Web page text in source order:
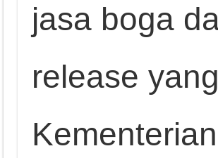
jasa boga
release